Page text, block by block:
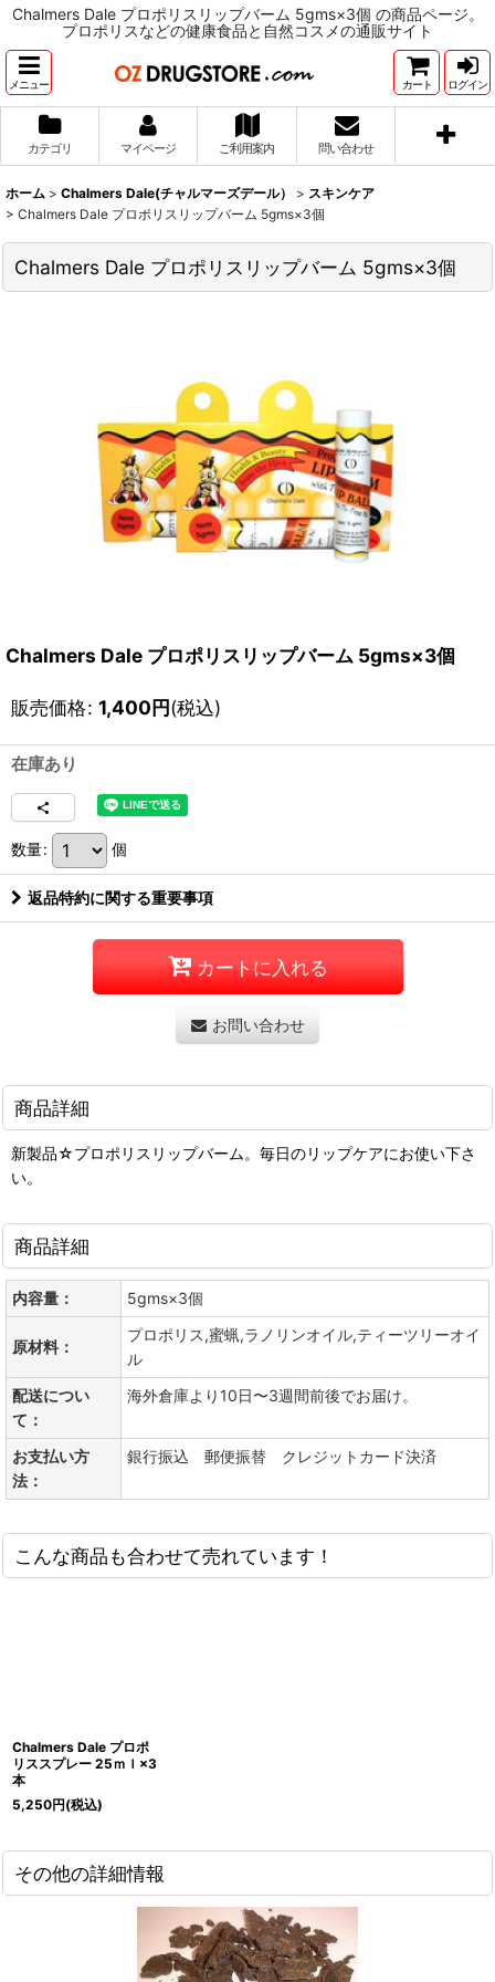
Chalmers Dale プロポリスリップバーム 5gms×3個 の商品ページ。
プロポリスなどの健康食品と自然コスメの通販サイト
メニュー カート ログイン
カテゴリ マイページ ご利用案内 問い合わせ
ホーム > Chalmers Dale(チャルマーズデール） > スキンケア
> Chalmers Dale プロポリスリップバーム 5gms×3個
Chalmers Dale プロポリスリップバーム 5gms×3個
Chalmers Dale プロポリスリップバーム 5gms×3個
販売価格: 1,400円(税込)
在庫あり
数量: 個
返品特約に関する重要事項
カートに入れる
お問い合わせ
商品詳細
新製品☆プロポリスリップバーム。毎日のリップケアにお使い下さ
い。
商品詳細
内容量： 5gms×3個
原材料：
プロポリス,蜜蝋,ラノリンオイル,ティーツリーオイ
ル
配送につい
て：
海外倉庫より10日〜3週間前後でお届け。
お支払い方
法：
銀行振込 郵便振替 クレジットカード決済
こんな商品も合わせて売れています！
Chalmers Dale プロポ
リススプレー 25ｍｌ×3
本
5,250円(税込)
その他の詳細情報